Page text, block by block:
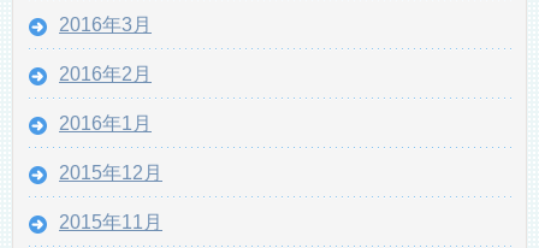
2016年3月
2016年2月
2016年1月
2015年12月
2015年11月